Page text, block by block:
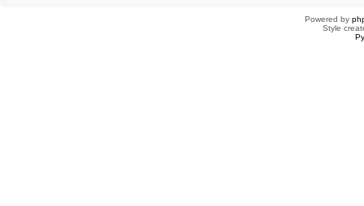
Сейчас этот форум просматривают: нет зарегистрированных пользователейPowered by
Style